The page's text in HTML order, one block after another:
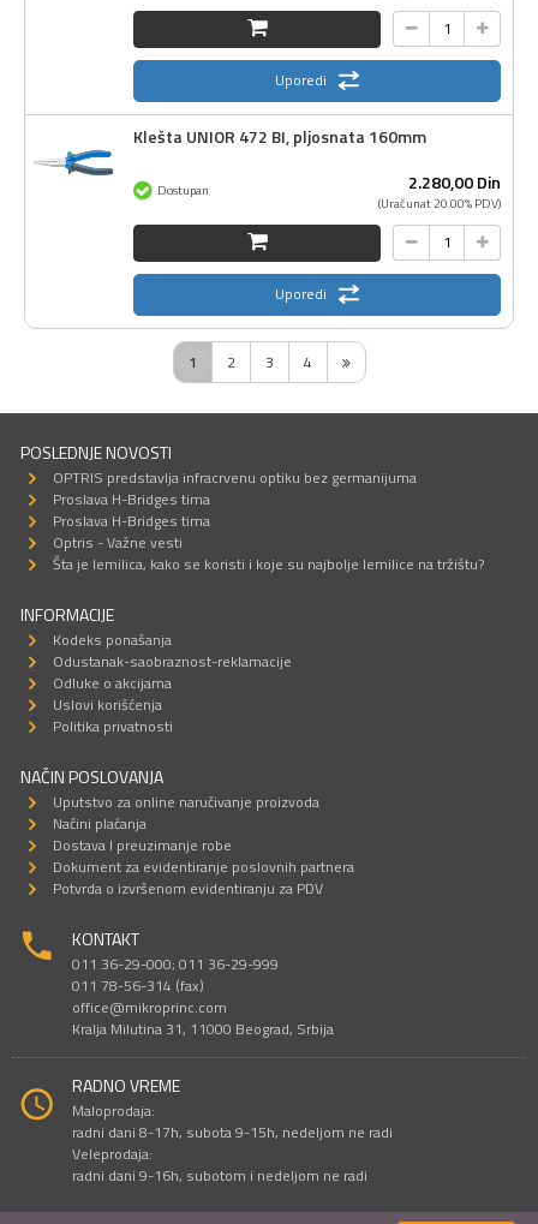
Uporedi
Klešta UNIOR 472 BI, pljosnata 160mm
2.280,00Din
(Uračunat 20.00% PDV)
Dostupan
Uporedi
1 2 3 4
POSLEDNJE NOVOSTI
OPTRIS predstavlja infracrvenu optiku bez germanijuma
Proslava H-Bridges tima
Proslava H-Bridges tima
Optris - Važne vesti
Šta je lemilica, kako se koristi i koje su najbolje lemilice na tržištu?
INFORMACIJE
Kodeks ponašanja
Odustanak-saobraznost-reklamacije
Odluke o akcijama
Uslovi korišćenja
Politika privatnosti
NAČIN POSLOVANJA
Uputstvo za online naručivanje proizvoda
Načini plaćanja
Dostava I preuzimanje robe
Dokument za evidentiranje poslovnih partnera
Potvrda o izvršenom evidentiranju za PDV
KONTAKT
011 36-29-000; 011 36-29-999
011 78-56-314 (fax)
office@mikroprinc.com
Kralja Milutina 31, 11000 Beograd, Srbija
RADNO VREME
Maloprodaja:
radni dani 8-17h, subota 9-15h, nedeljom ne radi
Veleprodaja:
radni dani 9-16h, subotom i nedeljom ne radi